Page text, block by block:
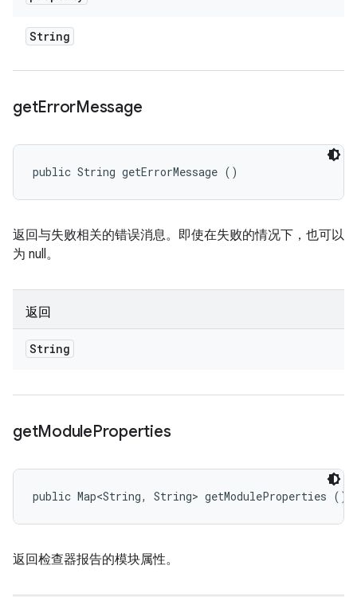
String
getErrorMessage
public String getErrorMessage ()
返回与失败相关的错误消息。即使在失败的情况下，也可以
为 null。
返回
String
getModuleProperties
public Map<String, String> getModuleProperties ()
返回检查器报告的模块属性。